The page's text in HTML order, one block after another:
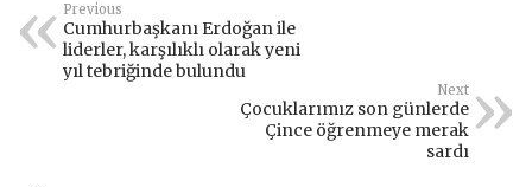
Previous
Cumhurbaşkanı Erdoğan ile
liderler, karşılıklı olarak yeni
yıl tebriğinde bulundu
Next
Çocuklarımız son günlerde
Çince öğrenmeye merak
sardı